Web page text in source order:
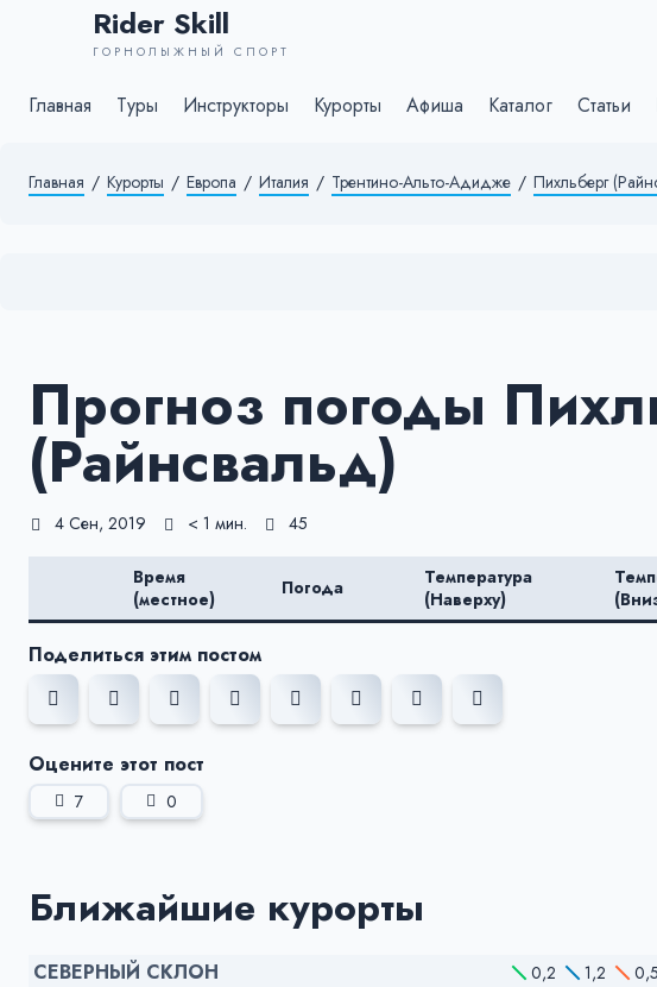
Rider Skill
ГОРНОЛЫЖНЫЙ СПОРТ
Главная Туры Инструкторы Курорты Афиша Каталог Статьи
Главная / Курорты / Европа / Италия / Трентино-Альто-Адидже / Пихльберг
Прогноз погоды
(Райнсвальд)
4 Сен, 2019 < 1 мин. 45
Время
(местное)
Погода
Температура
(Наверху)
Поделиться этим постом
Оцените этот пост
7 0
Ближайшие курорты
СЕВЕРНЫЙ СКЛОН 0,2 1,2 0,5